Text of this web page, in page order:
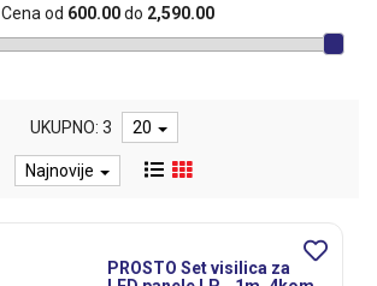
Cena od 600.00do 2,590.00
UKUPNO: 3 20
Najnovije
PROSTO Set visilica za